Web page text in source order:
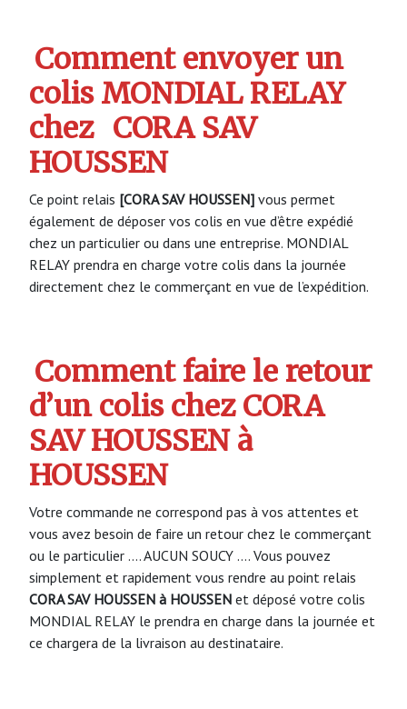
Comment envoyer un
colis MONDIAL RELAY
chez CORA SAV
HOUSSEN
Ce point relais [CORA SAV HOUSSEN] vous permet
également de déposer vos colis en vue d’être expédié
chez un particulier ou dans une entreprise. MONDIAL
RELAY prendra en charge votre colis dans la journée
directement chez le commerçant en vue de l’expédition.
Comment faire le retour
d’un colis chez CORA
SAV HOUSSEN à
HOUSSEN
Votre commande ne correspond pas à vos attentes et
vous avez besoin de faire un retour chez le commerçant
ou le particulier …. AUCUN SOUCY …. Vous pouvez
simplement et rapidement vous rendre au point relais
CORA SAV HOUSSEN à HOUSSEN et déposé votre colis
MONDIAL RELAY le prendra en charge dans la journée et
ce chargera de la livraison au destinataire.